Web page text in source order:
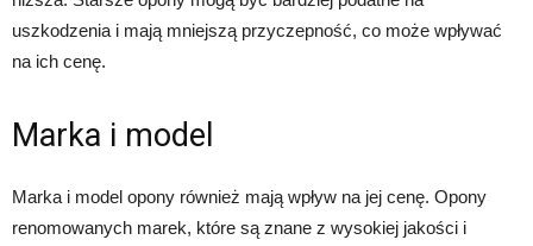
uszkodzenia i mają mniejszą przyczepność, co może wpływać
na ich cenę.
Marka i model
Marka i model opony również mają wpływ na jej cenę. Opony
renomowanych marek, które są znane z wysokiej jakości i